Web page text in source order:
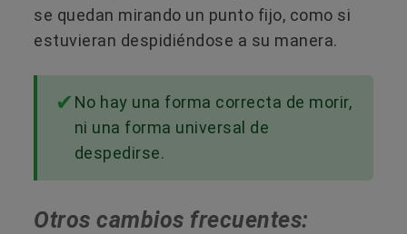
se quedan mirando un punto fijo, como si
estuvieran despidiéndose a su manera.
No hay una forma correcta de morir,
ni una forma universal de
despedirse.
Otros cambios frecuentes: